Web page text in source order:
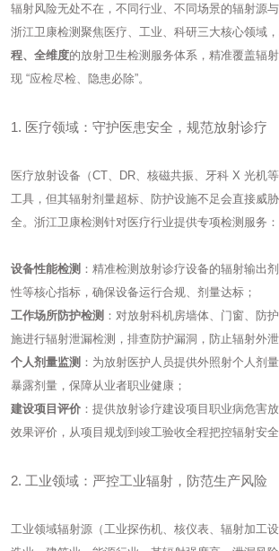
辐射风险无处不在，不同行业、不同场景的辐射源与
浙江卫康检测聚焦医疗、工业、科研三大核心领域
程、全维度的放射卫生检测服务体系，精准覆盖辐
现 “应检尽检、隐患必除”。
1. 医疗领域：守护医患安全，规范放射诊疗
医疗放射设备（CT、DR、核磁共振、牙科 X 光机
工具，但其辐射剂量超标、防护设施不足会直接威
全。浙江卫康检测针对医疗行业提供专项检测服务：
设备性能检测 ：精准检测放射诊疗设备的辐射输出
性等核心指标，确保设备运行合规、剂量达标；
工作场所防护检测 ：对放射科机房墙体、门窗、防
施进行辐射泄漏检测，排查防护漏洞，防止辐射外泄
个人剂量监测 ：为放射医护人员提供外照射个人剂
暴露剂量，保障从业者职业健康；
建设项目评价 ：提供放射诊疗建设项目职业病危害
效果评价，从项目规划到竣工验收全程把控辐射安全
2. 工业领域：严控工业辐射，防范生产风险
工业领域辐射源（工业探伤机、核仪表、辐射加工